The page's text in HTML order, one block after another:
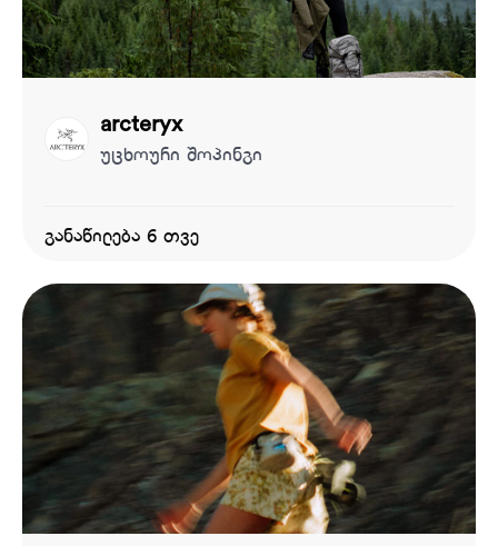
arcteryx
უცხოური შოპინგი
განაწილება 6 თვე